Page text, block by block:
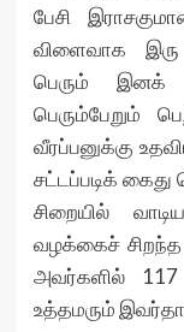
பேசி
விளைவாக இரு
பெரும் இனக்
வீரப்பனுக்கு
சட்டப்படிக்
சிறையில்
வழக்கைச்
அவர்களில் 117
உத்தமரும்